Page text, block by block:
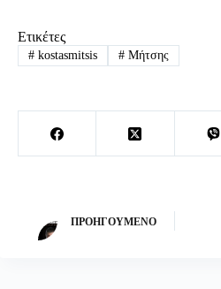
Ετικέτες
#kostasmitsis #Μήτσης
ΠΡΟΗΓΟΎΜΕΝΟ